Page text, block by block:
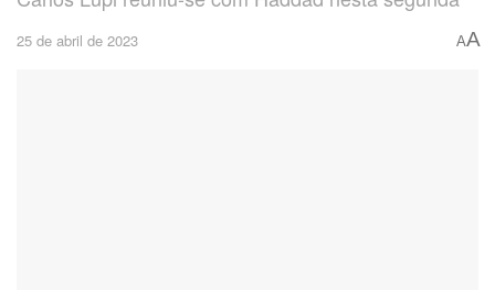
25 de abril de 2023 AA